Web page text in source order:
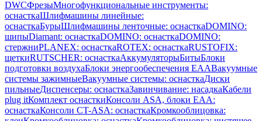
DWCФрезыМногофункциональные инструменты:
оснасткаШлифмашины линейные:
оснасткаБурыШлифмашины ленточные: оснасткаDOMINO:
шипыDiamant: оснасткаDOMINO: оснасткаDOMINO:
стержниPLANEX: оснасткаROTEX: оснасткаRUSTOFIX:
щеткиRUTSCHER: оснасткаАккумуляторыБитыБлоки
подготовки воздухаБлоки энергообеспечения EAAВакуумные
системы зажимныеВакуумные системы: оснасткаДиски
пильныеДиспенсеры: оснасткаЗавинчивание: насадкаКабели
plug itКомплект оснасткиКонсоли ASA, блоки EAA:
оснасткаКонсоли CT-ASA: оснасткаКромкооблицовка: